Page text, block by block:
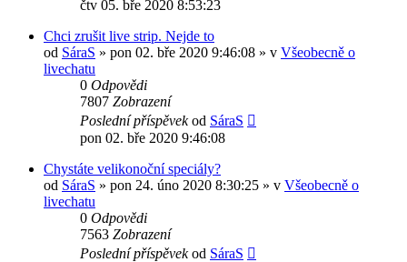
čtv 05. bře 2020 8:53:23
Chci zrušit live strip. Nejde to
od SáraS » pon 02. bře 2020 9:46:08 » v Všeobecně o
livechatu
0 Odpovědi
7807 Zobrazení
Poslední příspěvekod SáraS
pon 02. bře 2020 9:46:08
Chystáte velikonoční speciály?
od SáraS » pon 24. úno 2020 8:30:25 » v Všeobecně o
livechatu
0 Odpovědi
7563 Zobrazení
Poslední příspěvekod SáraS